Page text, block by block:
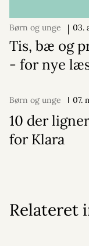
Børn og unge
03.
2024
Tis, bæ og
- for nye
Børn og unge 07.
10 der
for Klara
Relateret